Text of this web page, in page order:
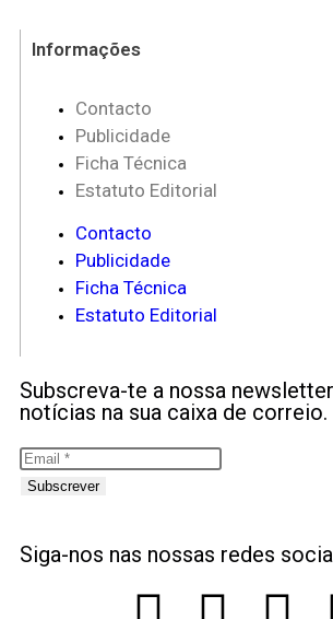
Informações
Contacto
Publicidade
Ficha Técnica
Estatuto Editorial
Contacto
Publicidade
Ficha Técnica
Estatuto Editorial
Subscreva-te a nossa
notícias na sua caixa de correio.
Subscrever
Siga-nos nas nossas redes